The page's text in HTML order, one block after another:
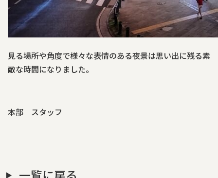
見る場所や角度で様々な表情のある夜景は思い出に残る素
敵な時間になりました。
本部 スタッフ